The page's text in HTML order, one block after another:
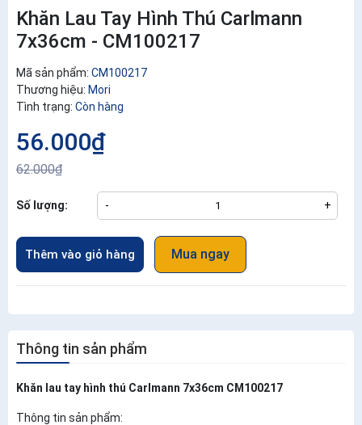
Khăn Lau Tay Hình Thú Carlmann
7x36cm - CM100217
Mã sản phẩm: CM100217
Thương hiệu: Mori
Tình trạng: Còn hàng
56.000₫
62.000₫
Số lượng: - +
Thêm vào giỏ hàng Mua ngay
Thông tin sản phẩm
Khăn lau tay hình thú Carlmann 7x36cm CM100217
Thông tin sản phẩm: